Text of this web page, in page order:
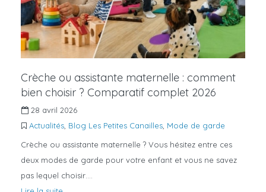
Crèche ou assistante maternelle : comment
bien choisir ? Comparatif complet 2026
28 avril 2026
Actualités Blog Les Petites Canailles Mode de garde
Crèche ou assistante maternelle ? Vous hésitez entre ces
deux modes de garde pour votre enfant et vous ne savez
pas lequel choisir….